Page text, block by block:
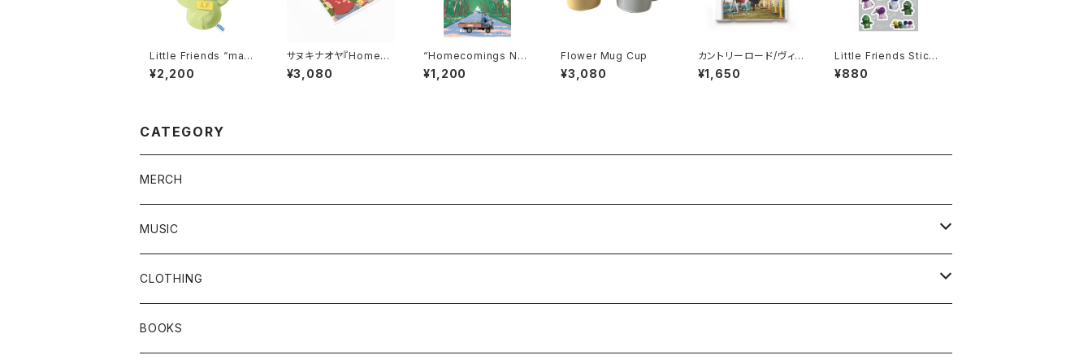
Little Friends “matt”
stuffed keyholder
¥2,200
サヌキナオヤ『Homew
orks』
¥3,080
“Homecomings Ne
w Neighbors FOUR
Won’t You Be My Ne
¥1,200
Flower Mug Cup
¥3,080
カントリーロード/ヴィレ
ッジ・ファーマシー（C
D）
¥1,650
Little Friends Stick
er Sheet
¥880
CATEGORY
MERCH
MUSIC
Vinyl
CD
CLOTHING
T-SHIRTS
BOOKS